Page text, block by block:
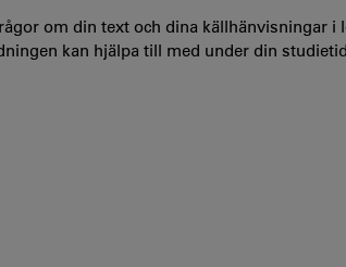
om din text och dina källhänvisningar i
kan hjälpa till med under din